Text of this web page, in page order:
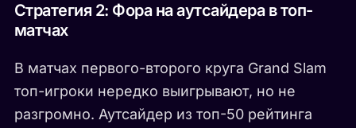
Стратегия 2: Фора на аутсайдера в топ-
матчах
В матчах первого-второго круга Grand Slam
топ-игроки нередко выигрывают, но не
разгромно. Аутсайдер из топ-50 рейтинга